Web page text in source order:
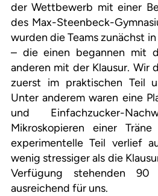
der Wettbewerb mit einer
des Max-Steenbeck-
wurden die Teams zunächst
– die einen begannen mit
anderen mit der Klausur. Wir
zuerst im praktischen Teil
Unter anderem waren eine
und Einfachzucker-
Mikroskopieren einer
experimentelle Teil verlief
wenig stressiger als die
Verfügung stehenden
ausreichend für uns.